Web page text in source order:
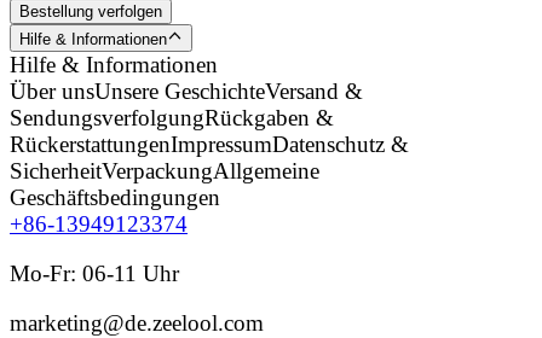
Bestellung verfolgen
Hilfe & Informationen
Hilfe & Informationen
Über unsUnsere GeschichteVersand &
SendungsverfolgungRückgaben &
RückerstattungenImpressumDatenschutz &
SicherheitVerpackungAllgemeine
Geschäftsbedingungen
+86-13949123374
Mo-Fr: 06-11 Uhr
marketing@de.zeelool.com